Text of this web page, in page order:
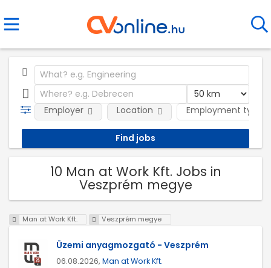
Employment type
Employer Location
10 Man at Work Kft. Jobs in
Veszprém megye
Man at Work Kft. Veszprém megye
Üzemi anyagmozgató - Veszprém
06.08.2026, Man at Work Kft.